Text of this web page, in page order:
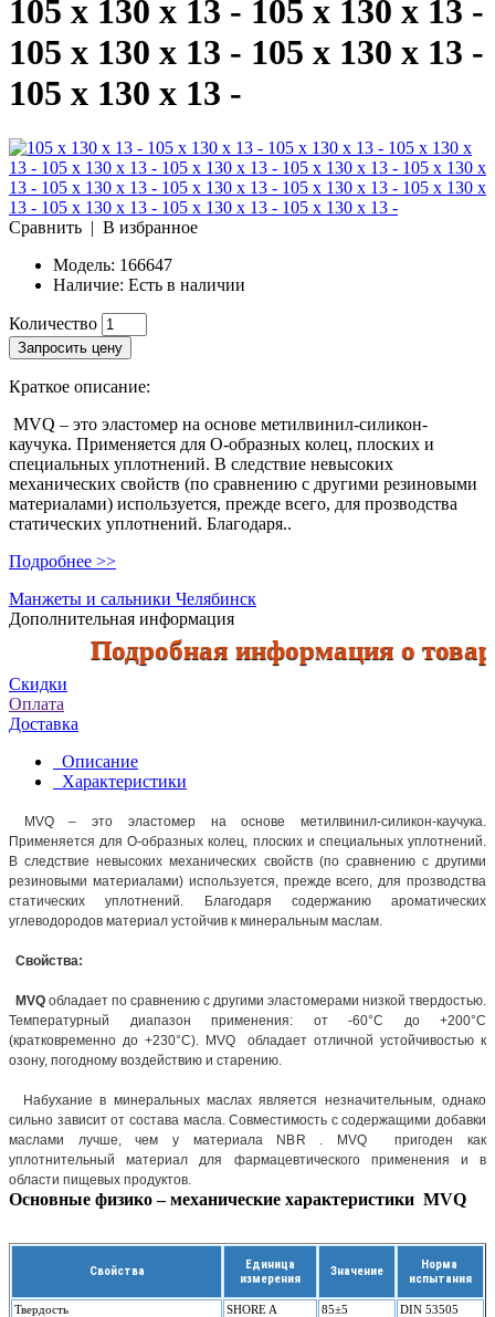
105 x 130 x 13 - 105 x 130 x 13 -
105 x 130 x 13 - 105 x 130 x 13 -
105 x 130 x 13 -
Сравнить | В избранное
Модель: 166647
Наличие: Есть в наличии
Количество
Запросить цену
Краткое описание:
MVQ – это эластомер на основе метилвинил-силикон-
каучука. Применяется для О-образных колец, плоских и
специальных уплотнений. В следствие невысоких
механических свойств (по сравнению с другими резиновыми
материалами) используется, прежде всего, для прозводства
статических уплотнений. Благодаря..
Подробнее >>
Манжеты и сальники Челябинск
Дополнительная информация
Подробная информация о
Скидки
Оплата
Доставка
Описание
Характеристики
MVQ – это эластомер на основе метилвинил-силикон-каучука.
Применяется для О-образных колец, плоских и специальных уплотнений.
В следствие невысоких механических свойств (по сравнению с другими
резиновыми материалами) используется, прежде всего, для прозводства
статических уплотнений. Благодаря содержанию ароматических
углеводородов материал устойчив к минеральным маслам.
Свойства:
MVQ обладает по сравнению с другими эластомерами низкой твердостью.
Температурный диапазон применения: от -60°С до +200°С
(кратковременно до +230°С). MVQ обладает отличной устойчивостью к
озону, погодному воздействию и старению.
Набухание в минеральных маслах является незначительным, однако
сильно зависит от состава масла. Совместимость с содержащими добавки
маслами лучше, чем у материала NBR . MVQ пригоден как
уплотнительный материал для фармацевтического применения и в
области пищевых продуктов.
Основные физико – механические характеристики MVQ
Свойства
Единица
измерения
Значение
Норма
испытания
Твердость SHORE A 85±5
DIN 53505